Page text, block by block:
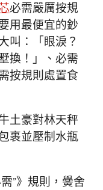
必需嚴厲按規
用最便宜的鈔
叫：「眼淚？
換！」、必需
按規則處置食
土豪對林天秤
裹並壓制水瓶
”》規則，黌舍